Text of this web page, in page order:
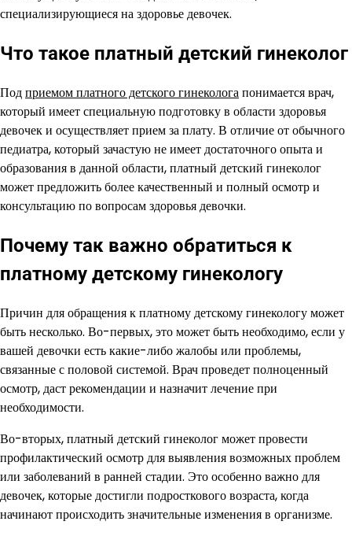
специализирующиеся на здоровье девочек.
Что такое платный детский гинеколог
Подприемом платного детского гинекологапонимается врач,
который имеет специальную подготовку в области здоровья
девочек и осуществляет прием за плату. В отличие от обычного
педиатра, который зачастую не имеет достаточного опыта и
образования в данной области, платный детский гинеколог
может предложить более качественный и полный осмотр и
консультацию по вопросам здоровья девочки.
Почему так важно обратиться к
платному детскому гинекологу
Причин для обращения к платному детскому гинекологу может
быть несколько. Во-первых, это может быть необходимо, если у
вашей девочки есть какие-либо жалобы или проблемы,
связанные с половой системой. Врач проведет полноценный
осмотр, даст рекомендации и назначит лечение при
необходимости.
Во-вторых, платный детский гинеколог может провести
профилактический осмотр для выявления возможных проблем
или заболеваний в ранней стадии. Это особенно важно для
девочек, которые достигли подросткового возраста, когда
начинают происходить значительные изменения в организме.